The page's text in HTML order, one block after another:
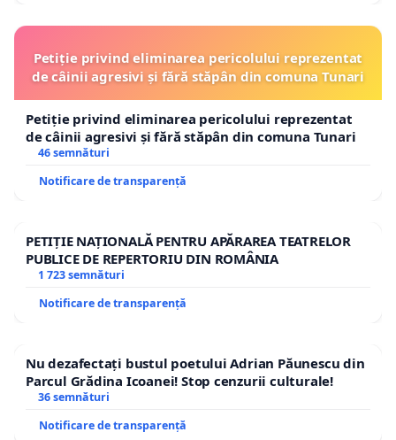
Petiție privind eliminarea pericolului reprezentat
de câinii agresivi și fără stăpân din comuna Tunari
Petiție privind eliminarea pericolului reprezentat
de câinii agresivi și fără stăpân din comuna Tunari
46 semnături
Notificare de transparență
PETIȚIE NAȚIONALĂ PENTRU APĂRAREA TEATRELOR
PUBLICE DE REPERTORIU DIN ROMÂNIA
1 723 semnături
Notificare de transparență
Nu dezafectați bustul poetului Adrian Păunescu din
Parcul Grădina Icoanei! Stop cenzurii culturale!
36 semnături
Notificare de transparență